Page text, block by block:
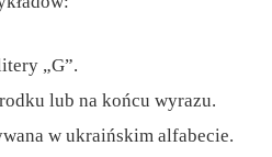
„G”.
lub na końcu wyrazu.
w ukraińskim alfabecie.